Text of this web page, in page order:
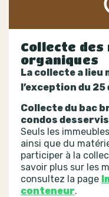
Collecte
organiques
La collecte a lieu
l’exception du 25
Collecte du bac
condos
Seuls les
ainsi que du
participer à la
savoir plus sur les
consultez la page
conteneur.